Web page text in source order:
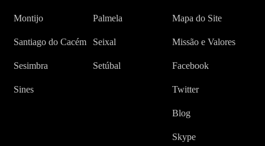
Montijo Palmela Mapa do Site
Santiago do Cacém Seixal Missão e Valores
Sesimbra Setúbal Facebook
Sines Twitter
Blog
Skype